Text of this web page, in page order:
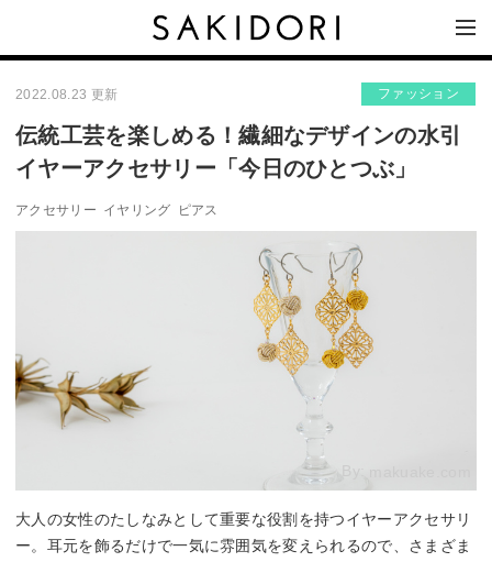
2022.08.23 更新 ファッション
伝統工芸を楽しめる！繊細なデザインの水引
イヤーアクセサリー「今日のひとつぶ」
アクセサリー イヤリング ピアス
大人の女性のたしなみとして重要な役割を持つイヤーアクセサリ
ー。耳元を飾るだけで一気に雰囲気を変えられるので、さまざま